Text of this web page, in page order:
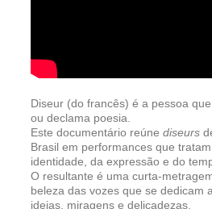
Diseur (do francês) é a pessoa
ou declama poesia.
Este documentário reúne diseurs
Brasil em performances que
identidade, da expressão e do
O resultante é uma curta-
beleza das vozes que se dedicam
ideias, miragens e delicadezas.